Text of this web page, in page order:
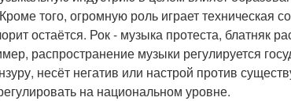
того, огромную роль играет
остаётся. Рок - музыка протеста, блатняк
распространение музыки регулируется
несёт негатив или настрой против
на национальном уровне.